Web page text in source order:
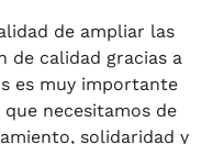
de ampliar las
de calidad gracias a
es muy importante
necesitamos de
solidaridad y